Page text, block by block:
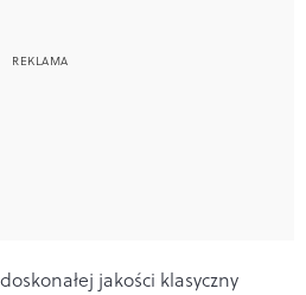
jakości klasyczny